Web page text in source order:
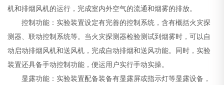
机和排烟风机的运行，完成室内外空气的流通和烟雾的排放。
控制功能：实验装置设定有完善的控制系统，含有概括火灾探
测器、联动控制系统等。当火灾探测器检验测试到烟雾时，可以自
动启动排烟风机和送风机，完成自动排烟和送风功能。同时，实验
装置还具备手动控制功能，便运用户实行手动实操。
显露功能：实验装置配备装备有显露屏或指示灯等显露设备，